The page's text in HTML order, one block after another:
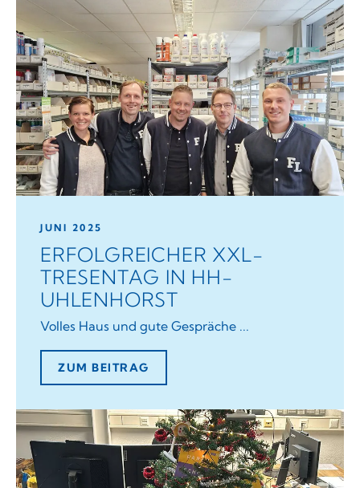
JUNI 2025
ERFOLGREICHER XXL-
TRESENTAG IN HH-
UHLENHORST
Volles Haus und gute Gespräche ...
ZUM BEITRAG